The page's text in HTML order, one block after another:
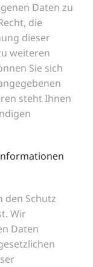
Daten zu
die
dieser
weiteren
Sie sich
steht Ihnen
den Schutz
Wir
Daten